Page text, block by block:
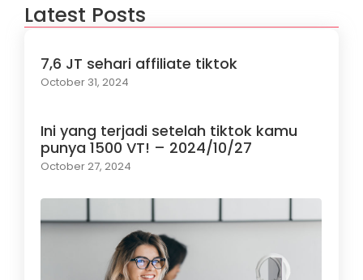
Latest Posts
7,6 JT sehari affiliate tiktok
October 31, 2024
Ini yang terjadi setelah tiktok kamu
punya 1500 VT! – 2024/10/27
October 27, 2024